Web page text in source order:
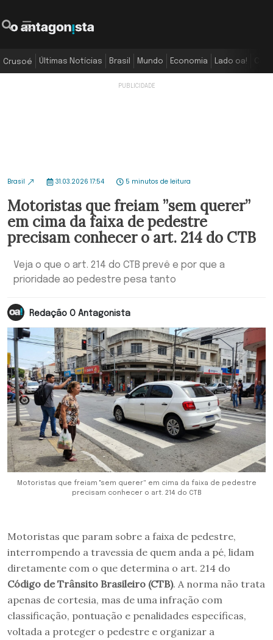
Crusoé Últimas Notícias Brasil Mundo Economia Lado oa!
Brasil 31.03.2026 17:54 5 minutos de leitura
Motoristas que freiam ”sem querer”
em cima da faixa de pedestre
precisam conhecer o art. 214 do CTB
Veja o que o art. 214 do CTB prevê e por que a
prioridade ao pedestre pesa tanto
Redação O Antagonista
Motoristas que freiam ''sem querer" em cima da faixa de pedestre
precisam conhecer o art. 214 do CTB
Motoristas que param sobre a faixa de pedestre,
interrompendo a travessia de quem anda a pé, lidam
diretamente com o que determina o art. 214 do
Código de Trânsito Brasileiro (CTB). A norma não trata
apenas de cortesia, mas de uma infração com
classificação, pontuação e penalidades específicas,
voltada a proteger o pedestre e organizar a